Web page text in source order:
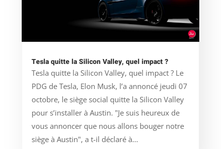
Tesla quitte la Silicon Valley, quel impact ?
Tesla quitte la Silicon Valley, quel impact ? Le
PDG de Tesla, Elon Musk, l’a annoncé jeudi 07
octobre, le siège social quitte la Silicon Valley
pour s’installer à Austin. "Je suis heureux de
vous annoncer que nous allons bouger notre
siège à Austin", a t-il déclaré à...